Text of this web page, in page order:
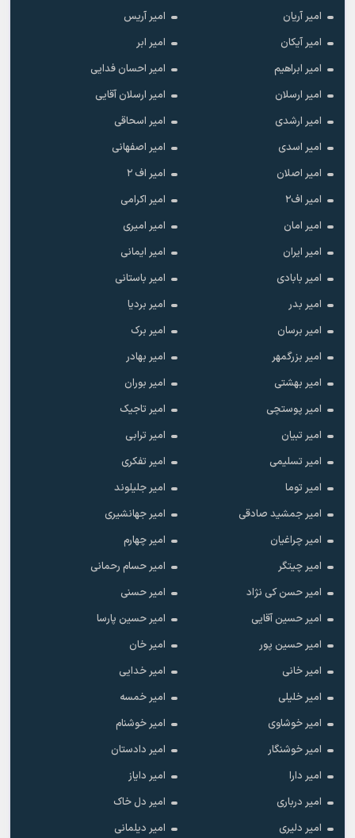
امیر آریان
امیر آریس
امیر آیکان
امیر ابر
امیر ابراهیم
امیر احسان فدایی
امیر ارسلان
امیر ارسلان آقایی
امیر ارشدی
امیر اسحاقی
امیر اسدی
امیر اصفهانی
امیر اصلان
امیر اف ۲
امیر اف۲
امیر اکرامی
امیر امان
امیر امیری
امیر ایران
امیر ایمانی
امیر بابادی
امیر باستانی
امیر بدر
امیر بردیا
امیر برسان
امیر برک
امیر بزرگمهر
امیر بهادر
امیر بهشتی
امیر بوران
امیر پوستچی
امیر تاجیک
امیر تبیان
امیر ترابی
امیر تسلیمی
امیر تفکری
امیر توما
امیر جلیلوند
امیر جمشید صادقی
امیر جهانشیری
امیر چراغیان
امیر چهارم
امیر چیتگر
امیر حسام رحمانی
امیر حسن کی نژاد
امیر حسنی
امیر حسین آقایی
امیر حسین پارسا
امیر حسین پور
امیر خان
امیر خانی
امیر خدایی
امیر خلیلی
امیر خمسه
امیر خوشاوی
امیر خوشنام
امیر خوشنگار
امیر دادستان
امیر دارا
امیر دایاز
امیر درباری
امیر دل خاک
امیر دلیری
امیر دیلمانی